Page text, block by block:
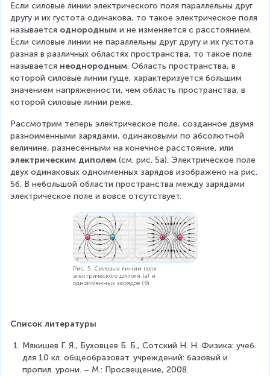
{
E
_
3
}
+
\
c
d
o
t
s
Если силовые линии электрического поля параллельны друг
другу и их густота одинакова, то такое электрическое поля
называется однородным и не изменяется с расстоянием.
Если силовые линии не параллельны друг другу и их густота
разная в различных областях пространства, то такое поле
называется неоднородным. Область пространства, в
которой силовые линии гуще, характеризуется бóльшим
значением напряженности, чем область пространства, в
которой силовые линии реже.
Рассмотрим теперь электрическое поле, созданное двумя
разноименными зарядами, одинаковыми по абсолютной
величине, разнесенными на конечное расстояние, или
электрическим диполем (см. рис. 5а). Электрическое поле
двух одинаковых одноименных зарядов изображено на рис.
5б. В небольшой области пространства между зарядами
электрическое поле и вовсе отсутствует.
Рис. 5. Силовые линии поля
электрического диполя (а) и
одноименных зарядов (б)
Список литературы
Мякишев Г. Я., Буховцев Б. Б., Сотский Н. Н. Физика: учеб.
для 10 кл. общеобразоват. учреждений: базовый и
пропил. урони. – М.: Просвещение, 2008.